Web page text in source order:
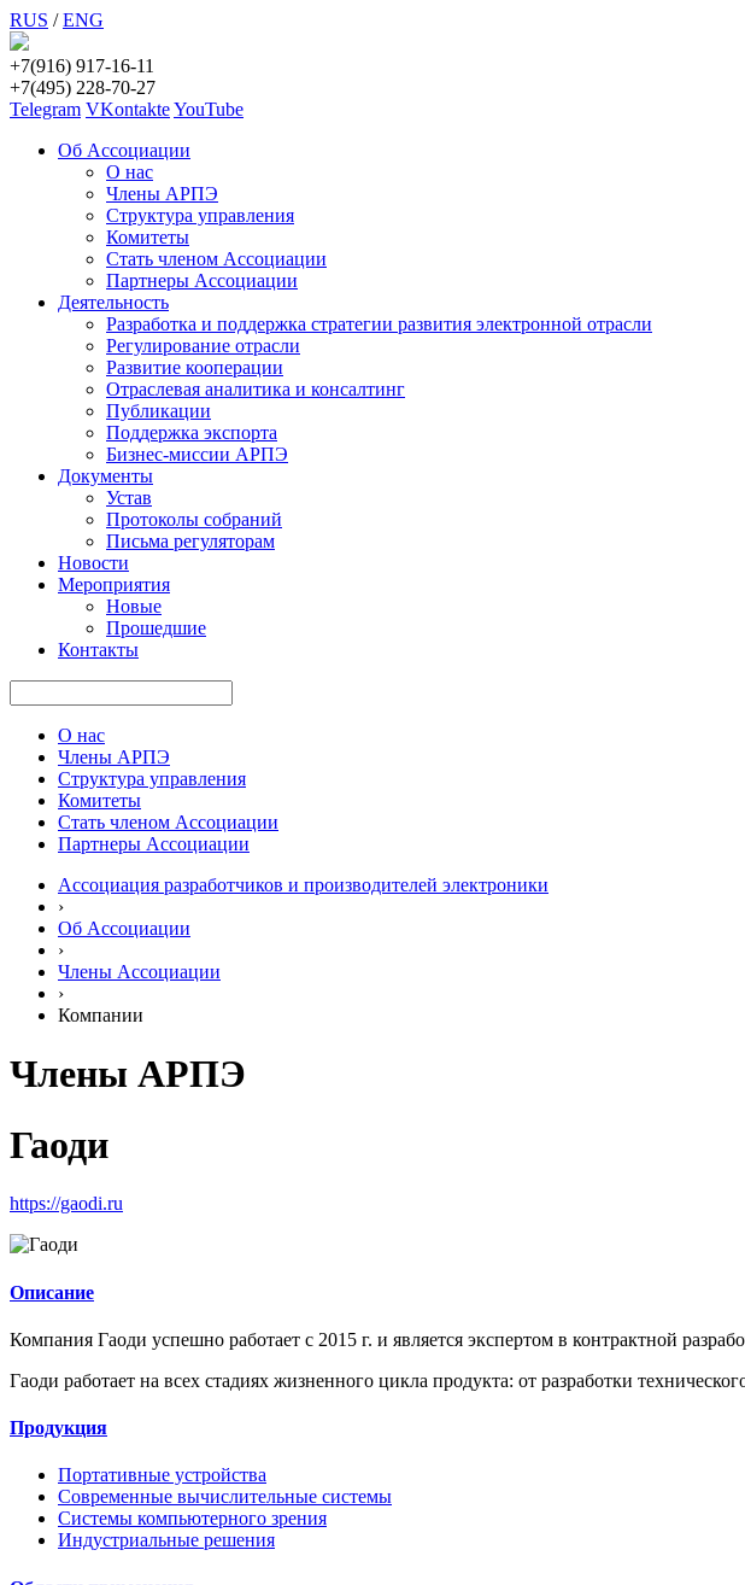
RUS /ENG
+7(916) 917-16-11
+7(495) 228-70-27
Telegram VKontakteYouTube
Об Ассоциации
О нас
Члены АРПЭ
Структура управления
Комитеты
Стать членом Ассоциации
Партнеры Ассоциации
Деятельность
Разработка и поддержка стратегии развития электронной отрасли
Регулирование отрасли
Развитие кооперации
Отраслевая аналитика и консалтинг
Публикации
Поддержка экспорта
Бизнес-миссии АРПЭ
Документы
Устав
Протоколы собраний
Письма регуляторам
Новости
Мероприятия
Новые
Прошедшие
Контакты
О нас
Члены АРПЭ
Структура управления
Комитеты
Стать членом Ассоциации
Партнеры Ассоциации
Ассоциация разработчиков и производителей электроники
›
Об Ассоциации
›
Члены Ассоциации
›
Компании
Члены АРПЭ
Гаоди
https://gaodi.ru
Описание
Компания Гаоди успешно работает с 2015 г. и является экспертом в контрактной
Гаоди работает на всех стадиях жизненного цикла продукта: от разработки
Продукция
Портативные устройства
Современные вычислительные системы
Системы компьютерного зрения
Индустриальные решения